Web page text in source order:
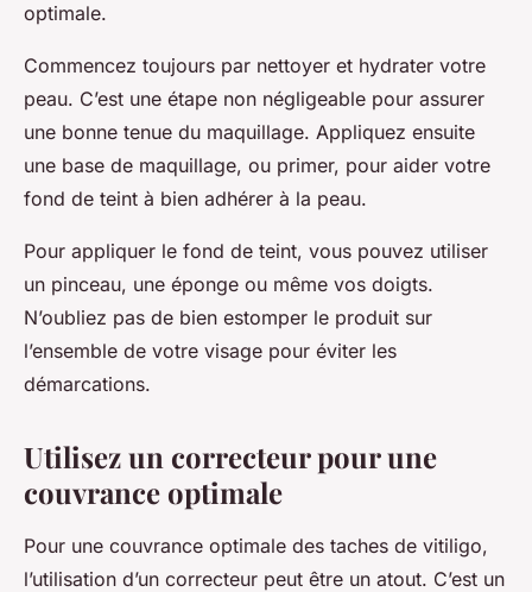
optimale.
Commencez toujours par nettoyer et hydrater votre
peau. C’est une étape non négligeable pour assurer
une bonne tenue du maquillage. Appliquez ensuite
une base de maquillage, ou primer, pour aider votre
fond de teint à bien adhérer à la peau.
Pour appliquer le fond de teint, vous pouvez utiliser
un pinceau, une éponge ou même vos doigts.
N’oubliez pas de bien estomper le produit sur
l’ensemble de votre visage pour éviter les
démarcations.
Utilisez un correcteur pour une
couvrance optimale
Pour une couvrance optimale des taches de vitiligo,
l’utilisation d’un correcteur peut être un atout. C’est un